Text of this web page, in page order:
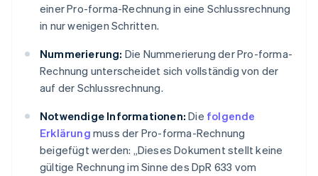
einer Pro-forma-Rechnung in eine Schlussrechnung
in nur wenigen Schritten.
Nummerierung: Die Nummerierung der Pro-forma-
Rechnung unterscheidet sich vollständig von der
auf der Schlussrechnung.
Notwendige Informationen: Die folgende
Erklärung muss der Pro-forma-Rechnung
beigefügt werden: „Dieses Dokument stellt keine
gültige Rechnung im Sinne des DpR 633 vom